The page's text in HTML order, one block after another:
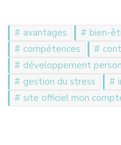
avantages bien-
compétences
développement
gestion du stress
site officiel mon